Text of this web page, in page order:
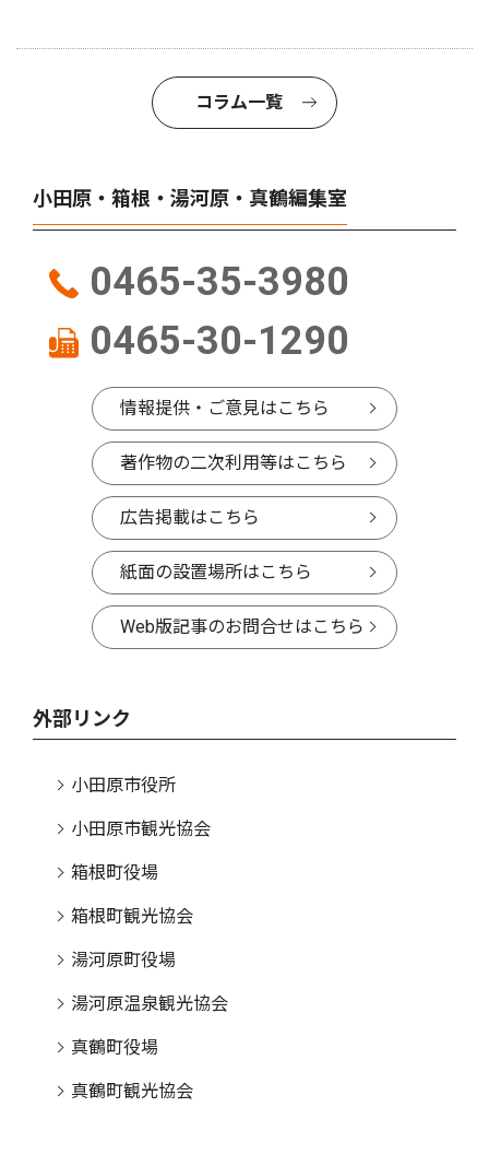
コラム一覧
小田原・箱根・湯河原・真鶴編集室
0465-35-3980
0465-30-1290
情報提供・ご意見はこちら
著作物の二次利用等はこちら
広告掲載はこちら
紙面の設置場所はこちら
Web版記事のお問合せはこちら
外部リンク
小田原市役所
小田原市観光協会
箱根町役場
箱根町観光協会
湯河原町役場
湯河原温泉観光協会
真鶴町役場
真鶴町観光協会